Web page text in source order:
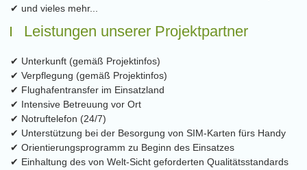
✔ und vieles mehr...
Leistungen unserer Projektpartner
✔ Unterkunft (gemäß Projektinfos)
✔ Verpflegung (gemäß Projektinfos)
✔ Flughafentransfer im Einsatzland
✔ Intensive Betreuung vor Ort
✔ Notruftelefon (24/7)
✔ Unterstützung bei der Besorgung von SIM-Karten fürs Handy
✔ Orientierungsprogramm zu Beginn des Einsatzes
✔ Einhaltung des von Welt-Sicht geforderten Qualitätsstandards